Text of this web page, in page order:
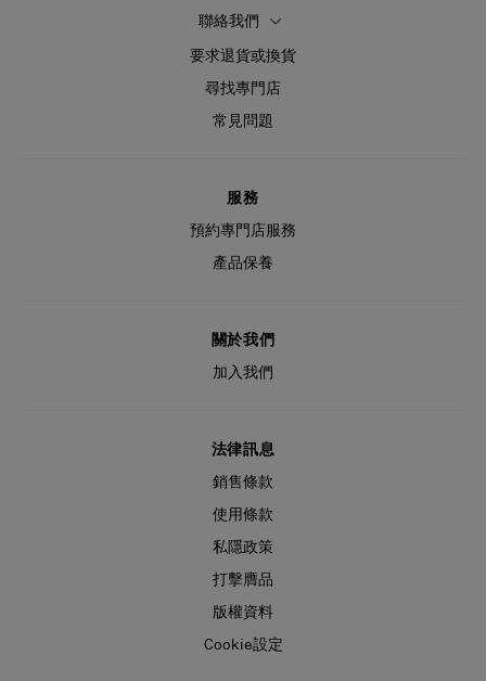
聯絡我們
要求退貨或換貨
尋找專門店
常見問題
服務
預約專門店服務
產品保養
關於我們
加入我們
法律訊息
銷售條款
使用條款
私隱政策
打擊膺品
版權資料
Cookie設定